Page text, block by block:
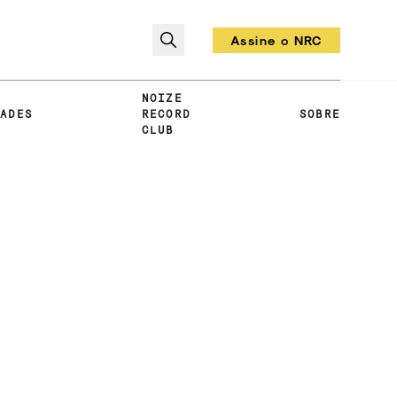
Assine o NRC
NOIZE
RECORD
CLUB
SOBRE